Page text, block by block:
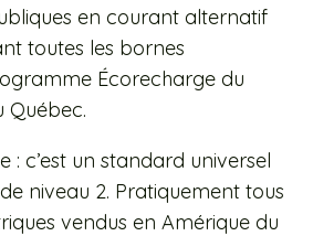
en courant alternatif
toutes les bornes
Écorecharge du
Québec.
: c’est un standard universel
niveau 2. Pratiquement tous
vendus en Amérique du